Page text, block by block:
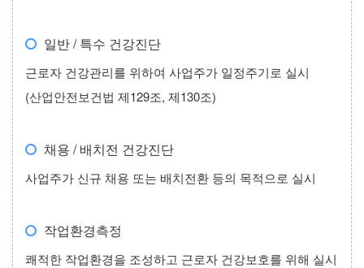
일반 / 특수 건강진단
근로자 건강관리를 위하여 사업주가 일정주기로 실시
(산업안전보건법 제129조, 제130조)
채용 / 배치전 건강진단
사업주가 신규 채용 또는 배치전환 등의 목적으로 실시
작업환경측정
쾌적한 작업환경을 조성하고 근로자 건강보호를 위해 실시